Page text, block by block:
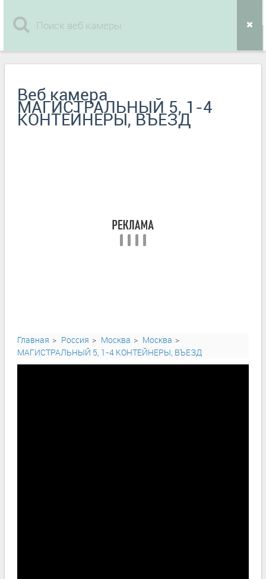
Веб камера
МАГИСТРАЛЬНЫЙ 5, 1-4
КОНТЕЙНЕРЫ, ВЪЕЗД
Главная Россия Москва
Москва
МАГИСТРАЛЬНЫЙ 5, 1-4 КОНТЕЙНЕРЫ, ВЪЕЗД